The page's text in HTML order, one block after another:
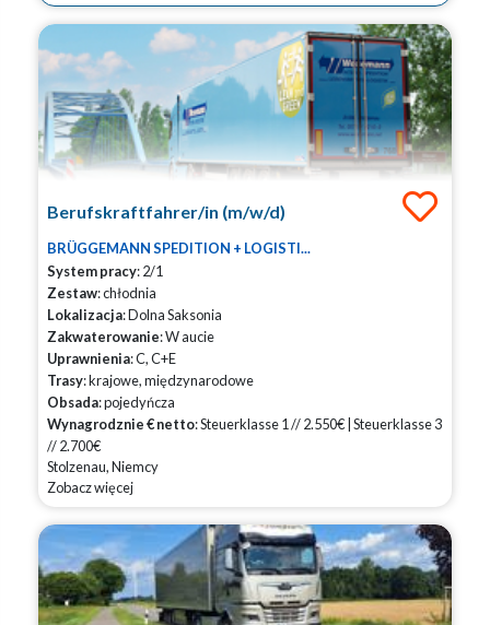
Berufskraftfahrer/in (m/w/d)
BRÜGGEMANN SPEDITION + LOGISTI...
System pracy: 2/1
Zestaw: chłodnia
Lokalizacja: Dolna Saksonia
Zakwaterowanie: W aucie
Uprawnienia: C, C+E
Trasy: krajowe, międzynarodowe
Obsada: pojedyńcza
Wynagrodznie € netto: Steuerklasse 1 // 2.550€ | Steuerklasse 3
// 2.700€
Stolzenau, Niemcy
Zobacz więcej